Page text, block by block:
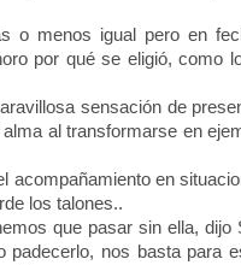
o menos igual pero en
por qué se eligió, como
sensación de
al transformarse en
acompañamiento en
los talones..
que pasar sin ella, dijo
padecerlo, nos basta para